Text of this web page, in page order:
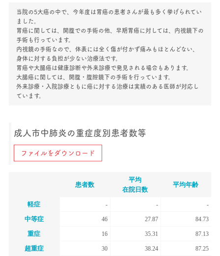
当院の5大癌の中で、今年度は胃癌の患者さんが最も多く挙げられてい
ました。
胃癌に関しては、開腹での手術の他、早期胃癌に対しては、内視鏡下の
手術も行っています。
内視鏡の手術なので、体表には全く傷が付かず痛みもほとんどない、
身体に対する負担が少ない治療法です。
胃癌や大腸癌は健康診断や外来診療で発見される場合もあります。
大腸癌に関しては、開腹・腹腔鏡下の手術を行っています。
外来診療・入院診療ともに癌に対する治療は実績のある医師が対応し
ています。
成人市中肺炎の重症度別患者数等
ファイルをダウンロード
患者数
平均
在院日数
平均年齢
軽症 - - -
中等症 46 27.87 84.73
重症 16 35.31 87.13
超重症 30 38.24 87.25